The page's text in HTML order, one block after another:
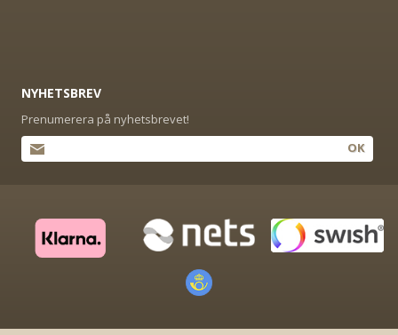
NYHETSBREV
Prenumerera på nyhetsbrevet!
OK